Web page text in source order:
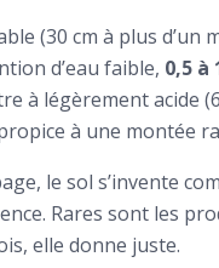
(30 cm à plus d’un
d’eau faible, 0,5 à
à légèrement acide
à une montée
le sol s’invente
Rares sont les
elle donne juste.